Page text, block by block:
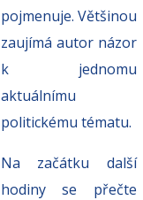
pojmenuje. Většinou
zaujímá autor názor
k jednomu
aktuálnímu
politickému tématu.
Na začátku další
hodiny se přečte